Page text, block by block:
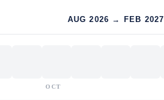
AUG 2026 → FEB 2027
OCT